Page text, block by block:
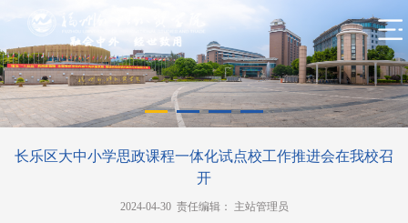
长乐区大中小学思政课程一体化试点校工作推进会在我校召
开
2024-04-30 责任编辑： 主站管理员